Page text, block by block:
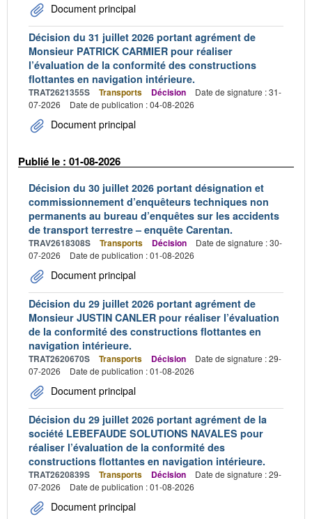
Document principal
Décision du 31 juillet 2026 portant agrément de
Monsieur PATRICK CARMIER pour réaliser
l’évaluation de la conformité des constructions
flottantes en navigation intérieure.
TRAT2621355S Transports Décision
Date de signature : 31-
07-2026
Date de publication : 04-08-2026
Document principal
Publié le : 01-08-2026
Décision du 30 juillet 2026 portant désignation et
commissionnement d’enquêteurs techniques non
permanents au bureau d’enquêtes sur les accidents
de transport terrestre – enquête Carentan.
TRAV2618308S Transports Décision
Date de signature : 30-
07-2026
Date de publication : 01-08-2026
Document principal
Décision du 29 juillet 2026 portant agrément de
Monsieur JUSTIN CANLER pour réaliser l’évaluation
de la conformité des constructions flottantes en
navigation intérieure.
TRAT2620670S Transports Décision
Date de signature : 29-
07-2026
Date de publication : 01-08-2026
Document principal
Décision du 29 juillet 2026 portant agrément de la
société LEBEFAUDE SOLUTIONS NAVALES pour
réaliser l’évaluation de la conformité des
constructions flottantes en navigation intérieure.
TRAT2620839S Transports Décision
Date de signature : 29-
07-2026
Date de publication : 01-08-2026
Document principal